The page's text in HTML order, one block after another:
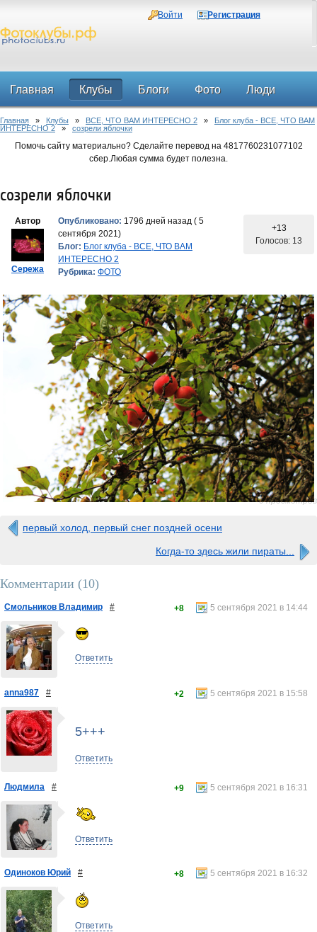
Войти Регистрация
Главная Клубы Блоги Фото Люди
Форум
Главная » Клубы » ВСЕ, ЧТО ВАМ ИНТЕРЕСНО 2 » Блог клуба - ВСЕ, ЧТО ВАМ
ИНТЕРЕСНО 2 » созрели яблочки
Помочь сайту материально? Сделайте перевод на 4817760231077102
сбер.Любая сумма будет полезна.
созрели яблочки
Автор
Сережа
Опубликовано: 1796 дней назад ( 5
сентября 2021)
Блог: Блог клуба - ВСЕ, ЧТО ВАМ
ИНТЕРЕСНО 2
Рубрика: ФОТО
+13
Голосов: 13
0 просмотров
первый холод, первый снег поздней осени
Когда-то здесь жили пираты...
Комментарии (10)
Смольников Владимир # 5 сентября 2021 в 14:44
+8
Ответить
anna987 # 5 сентября 2021 в 15:58
+2
5+++
Ответить
Людмила # 5 сентября 2021 в 16:31
+9
Ответить
Одиноков Юрий # 5 сентября 2021 в 16:32
+8
Ответить